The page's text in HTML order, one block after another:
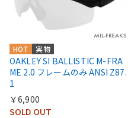
HOT 実物
OAKLEY SI BALLISTIC M-FRA
ME 2.0 フレームのみ ANSI Z87.
1
￥6,900
SOLD OUT